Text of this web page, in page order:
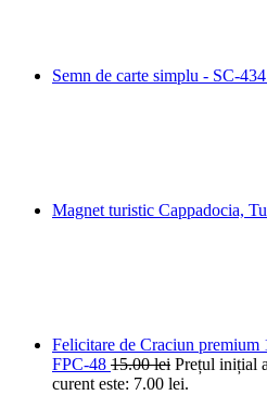
Semn de carte simplu - SC-434
Magnet turistic Cappadocia,
Felicitare de Craciun
FPC-48 15.00lei Prețul inițial
curent este: 7.00 lei.